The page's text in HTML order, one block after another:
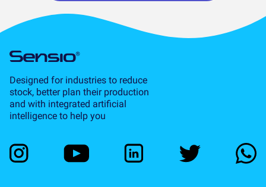
Designed for industries to reduce
stock, better plan their production
and with integrated artificial
intelligence to help you